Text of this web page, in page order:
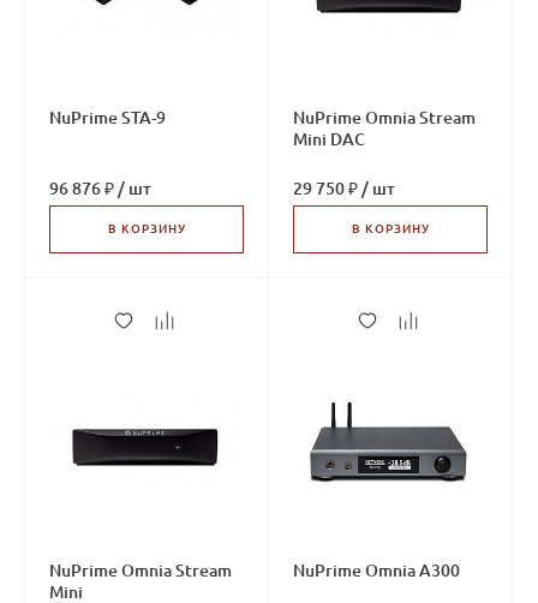
NuPrime STA-9
96 876 ₽ / шт
В КОРЗИНУ
NuPrime Omnia Stream
Mini DAC
29 750 ₽ / шт
В КОРЗИНУ
NuPrime Omnia Stream
Mini
NuPrime Omnia A300